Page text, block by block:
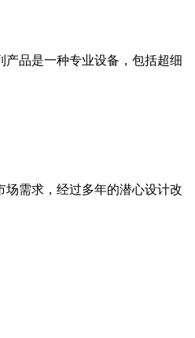
品是一种专业设备，包括超细
需求，经过多年的潜心设计改